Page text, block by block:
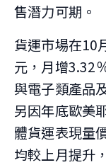
售潛力可期。
貨運市場在10
元，月增3.32
與電子類產品
另因年底歐美
體貨運表現量
均較上月提升